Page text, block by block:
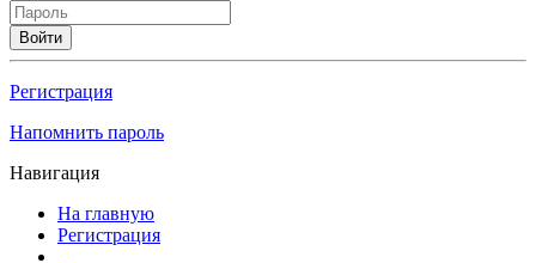
Войти
Регистрация
Напомнить пароль
Навигация
На главную
Регистрация